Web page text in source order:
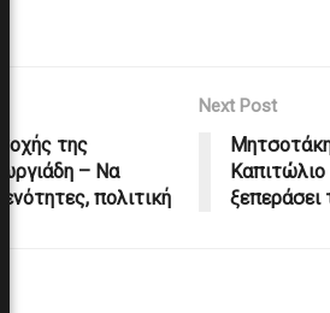
της
– Να
πολιτική
Next Post
Καπιτώλιο
ξεπεράσει